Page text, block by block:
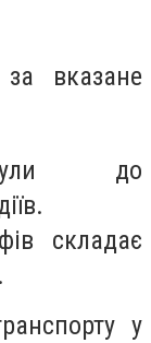
вказане
до
складає
у